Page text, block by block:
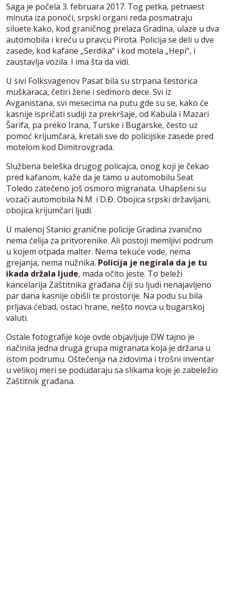
Saga je počela 3. februara 2017. Tog petka, petnaest
minuta iza ponoći, srpski organi reda posmatraju
siluete kako, kod graničnog prelaza Gradina, ulaze u dva
automobila i kreću u pravcu Pirota. Policija se deli u dve
zasede, kod kafane „Serdika“ i kod motela „Hepi“, i
zaustavlja vozila. I ima šta da vidi.
U sivi Folksvagenov Pasat bila su strpana šestorica
muškaraca, četiri žene i sedmoro dece. Svi iz
Avganistana, svi mesecima na putu gde su se, kako će
kasnije ispričati sudiji za prekršaje, od Kabula i Mazari
Šarifa, pa preko Irana, Turske i Bugarske, često uz
pomoć krijumčara, kretali sve do policijske zasede pred
motelom kod Dimitrovgrada.
Službena beleška drugog policajca, onog koji je čekao
pred kafanom, kaže da je tamo u automobilu Seat
Toledo zatečeno još osmoro migranata. Uhapšeni su
vozači automobila N.M. i D.Đ. Obojica srpski državljani,
obojica krijumčari ljudi.
U malenoj Stanici granične policije Gradina zvanično
nema ćelija za pritvorenike. Ali postoji memljivi podrum
u kojem otpada malter. Nema tekuće vode, nema
grejanja, nema nužnika. Policija je negirala da je tu
ikada držala ljude, mada očito jeste. To beleži
kancelarija Zaštitnika građana čiji su ljudi nenajavljeno
par dana kasnije obišli te prostorije. Na podu su bila
prljava ćebad, ostaci hrane, nešto novca u bugarskoj
valuti.
Ostale fotografije koje ovde objavljuje DW tajno je
načinila jedna druga grupa migranata koja je držana u
istom podrumu. Oštećenja na zidovima i trošni inventar
u velikoj meri se podudaraju sa slikama koje je zabeležio
Zaštitnik građana.